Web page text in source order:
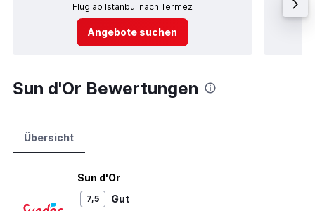
Flug ab Istanbul nach Termez
Angebote suchen
Sun d'Or Bewertungen
Übersicht
Sun d'Or
7,5 Gut